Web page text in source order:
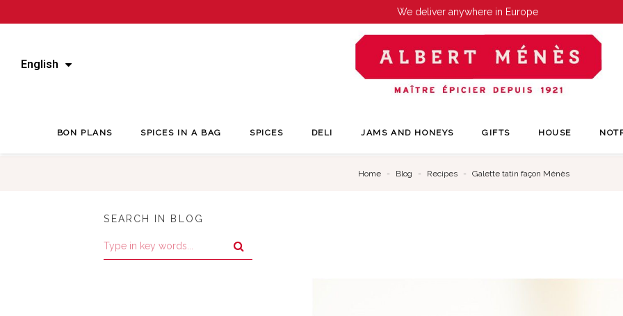
We deliver anywhere in Europe
English
BON PLANS SPICES IN A BAG SPICES DELI JAMS AND HONEYS GIFTS HOUSE
Home Blog Recipes Galette tatin façon Ménès
SEARCH IN BLOG